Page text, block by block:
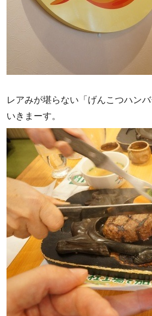
レアみが堪らない「げんこつハン
いきまーす。